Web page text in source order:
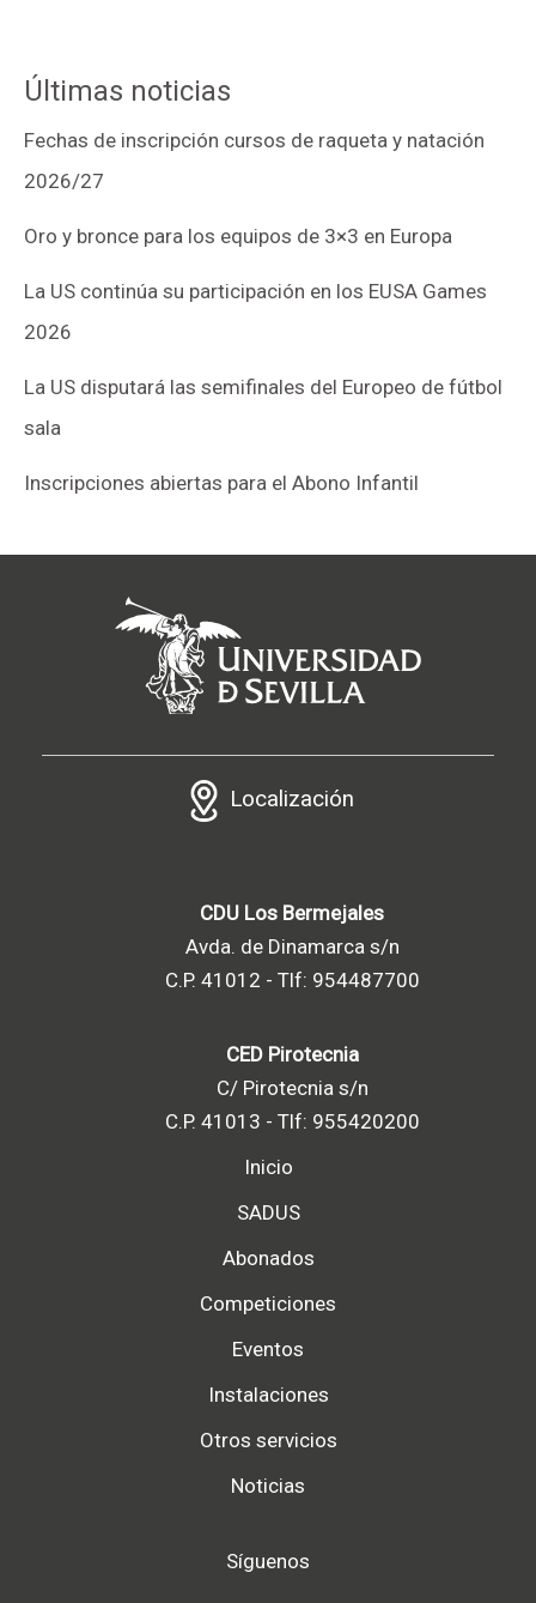
Últimas noticias
Fechas de inscripción cursos de raqueta y natación
2026/27
Oro y bronce para los equipos de 3×3 en Europa
La US continúa su participación en los EUSA Games
2026
La US disputará las semifinales del Europeo de fútbol
sala
Inscripciones abiertas para el Abono Infantil
Localización
CDU Los Bermejales
Avda. de Dinamarca s/n
C.P. 41012 - Tlf: 954487700
CED Pirotecnia
C/ Pirotecnia s/n
C.P. 41013 - Tlf: 955420200
Inicio
SADUS
Abonados
Competiciones
Eventos
Instalaciones
Otros servicios
Noticias
Síguenos